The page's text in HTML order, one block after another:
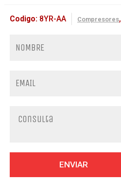
Codigo: 8YR-AA Compresores,